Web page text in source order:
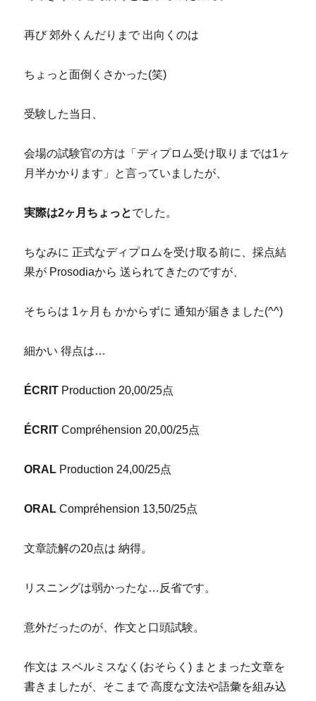
再び 郊外くんだりまで 出向くのは
ちょっと面倒くさかった(笑)
受験した当日、
会場の試験官の方は「ディプロム受け取りまでは1ヶ
月半かかります」と言っていましたが、
実際は2ヶ月ちょっとでした。
ちなみに 正式なディプロムを受け取る前に、採点結
果が Prosodiaから 送られてきたのですが、
そちらは 1ヶ月も かからずに 通知が届きました(^^)
細かい 得点は…
ÉCRIT Production 20,00/25点
ÉCRIT Compréhension 20,00/25点
ORAL Production 24,00/25点
ORAL Compréhension 13,50/25点
文章読解の20点は 納得。
リスニングは弱かったな…反省です。
意外だったのが、作文と口頭試験。
作文は スペルミスなく(おそらく) まとまった文章を
書きましたが、そこまで 高度な文法や語彙を組み込